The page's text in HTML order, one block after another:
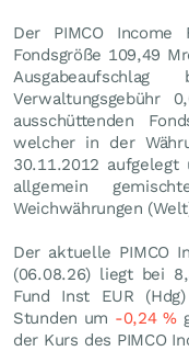
Der PIMCO
Fondsgröße 109,49
Verwaltungsgebühr
ausschüttenden
welcher in der
30.11.2012
allgemein
Weichwährungen
Der aktuelle PIMCO
(06.08.26) liegt bei
Fund Inst EUR
Stunden um -0,24%
der Kurs des PIMCO